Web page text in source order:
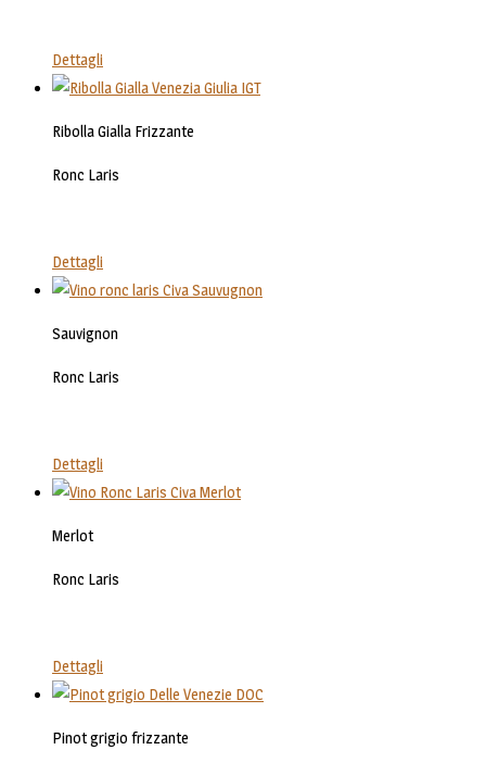
Dettagli
Ribolla Gialla Frizzante
Ronc Laris
Dettagli
Sauvignon
Ronc Laris
Dettagli
Merlot
Ronc Laris
Dettagli
Pinot grigio frizzante